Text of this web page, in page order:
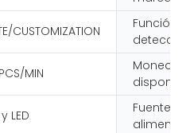
CUSTOMIZATION
Función
MIN
Moneda
LED
Fuente de